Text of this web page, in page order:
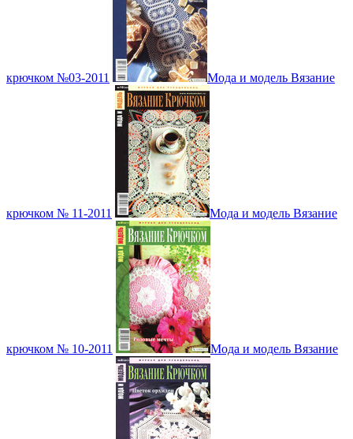
крючком №03-2011 Мода и модель Вязание
крючком № 11-2011 Мода и модель Вязание
крючком № 10-2011 Мода и модель Вязание